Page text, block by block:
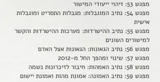
מפגש 53: זיהוי ייעודי המישור
מפגש 54: נתיב המוגבלות: מגבלות התסריט ומוגבלות
אישית
מפגש 55: נתיב ההישרדות: מערכות ההישרדות והקשר
למישורים השונים
מפגש 56: נתיב הגאונות: הגאונות אצל האדם
מפגש 57: שינוי ומהפך החל מ-2012
מפגש 58: נתיב האמהות: חיבור לזיכרונות נשמה
מפגש 59: נתיב האמונה: אמונת מהות ואמונת יישום